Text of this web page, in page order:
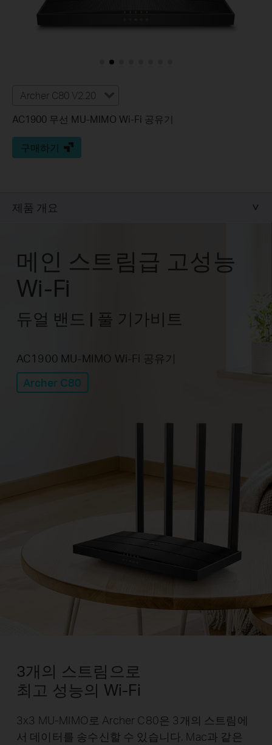
Archer C80 V2.20
AC1900 무선 MU-MIMO Wi-Fi 공유기
구매하기
제품 개요
메인 스트림급 고성능
Wi-Fi
듀얼 밴드 | 풀 기가비트
AC1900 MU-MIMO Wi-Fi 공유기
Archer C80
3개의 스트림으로
최고 성능의 Wi-Fi
3x3 MU-MIMO로 Archer C80은 3개의 스트림에
서 데이터를 송수신할 수 있습니다. Mac과 같은